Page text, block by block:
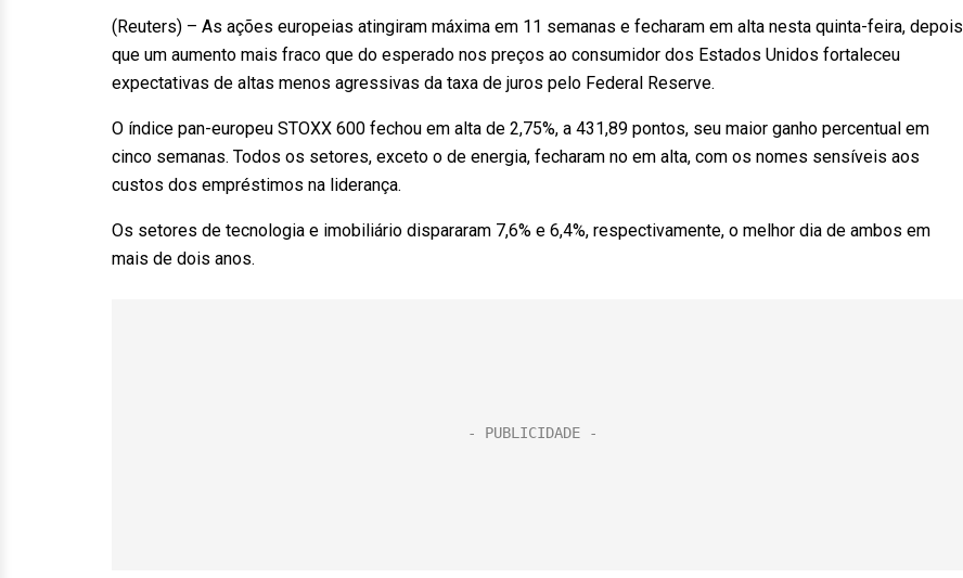
(Reuters) – As ações europeias atingiram máxima em 11 semanas e fecharam em alta nesta quinta-feira, depois
que um aumento mais fraco que do esperado nos preços ao consumidor dos Estados Unidos fortaleceu
expectativas de altas menos agressivas da taxa de juros pelo Federal Reserve.
O índice pan-europeu STOXX 600 fechou em alta de 2,75%, a 431,89 pontos, seu maior ganho percentual em
cinco semanas. Todos os setores, exceto o de energia, fecharam no em alta, com os nomes sensíveis aos
custos dos empréstimos na liderança.
Os setores de tecnologia e imobiliário dispararam 7,6% e 6,4%, respectivamente, o melhor dia de ambos em
mais de dois anos.